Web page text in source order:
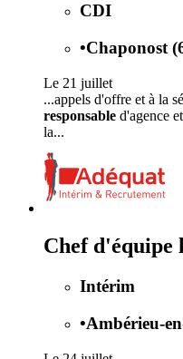
CDI
•Chaponost
Le 21 juillet
...appels d'offre et à la
responsable d'agence
la...
Chef d'équipe
Intérim
•Ambérieu-